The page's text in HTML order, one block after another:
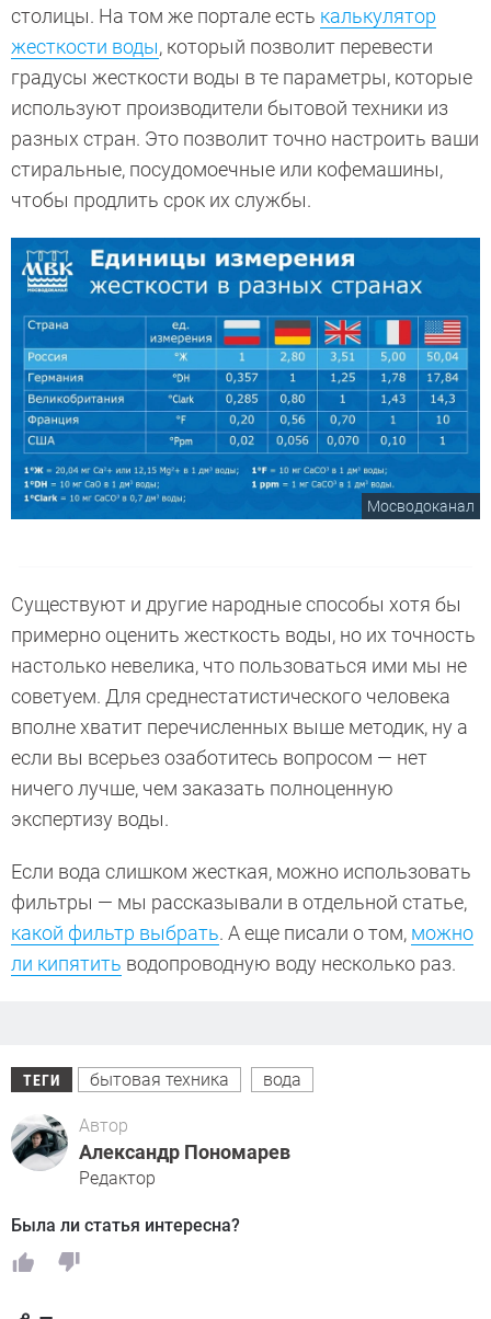
столицы. На том же портале есть калькулятор
жесткости воды, который позволит перевести
градусы жесткости воды в те параметры, которые
используют производители бытовой техники из
разных стран. Это позволит точно настроить ваши
стиральные, посудомоечные или кофемашины,
чтобы продлить срок их службы.
Мосводоканал
Существуют и другие народные способы хотя бы
примерно оценить жесткость воды, но их точность
настолько невелика, что пользоваться ими мы не
советуем. Для среднестатистического человека
вполне хватит перечисленных выше методик, ну а
если вы всерьез озаботитесь вопросом — нет
ничего лучше, чем заказать полноценную
экспертизу воды.
Если вода слишком жесткая, можно использовать
фильтры — мы рассказывали в отдельной статье,
какой фильтр выбрать. А еще писали о том, можно
ли кипятить водопроводную воду несколько раз.
ТЕГИ бытовая техника вода
Автор
Александр Пономарев
Редактор
Была ли статья интересна?